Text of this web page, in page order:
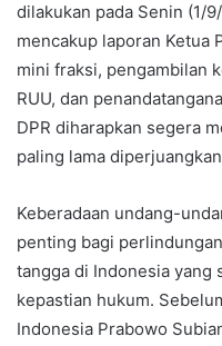
dilakukan pada Senin (1/
mencakup laporan Ketua
mini fraksi, pengambilan
RUU, dan
DPR diharapkan segera
paling lama
Keberadaan undang-
penting bagi
tangga di Indonesia yang
kepastian hukum.
Indonesia Prabowo